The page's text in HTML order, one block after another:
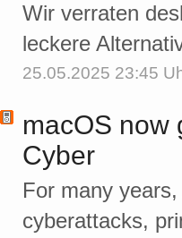
Wir verraten
leckere
25.05.2025 23:45
macOS now
Cyber
For many
cyberattacks,